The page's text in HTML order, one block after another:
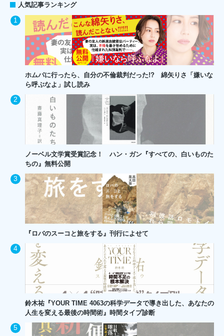
人気記事ランキング
ホムパに行ったら、自分の不倫裁判だった!? 綿矢りさ「嫌いな
ら呼ぶなよ」試し読み
ノーベル文学賞受賞記念！ ハン・ガン『すべての、白いものた
ちの』無料公開
『ロバのスーコと旅をする』刊行によせて
鈴木祐『YOUR TIME 4063の科学データで導き出した、あなたの
人生を変える最後の時間術』時間タイプ診断